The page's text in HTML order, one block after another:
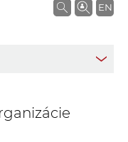
EN
V